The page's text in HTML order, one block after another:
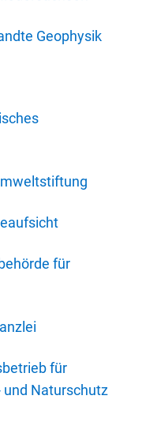
Geophysik
für
für
Naturschutz